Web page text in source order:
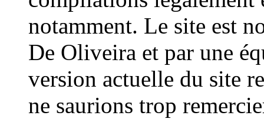
notamment. Le site est
De Oliveira et par une
version actuelle du site
ne saurions trop